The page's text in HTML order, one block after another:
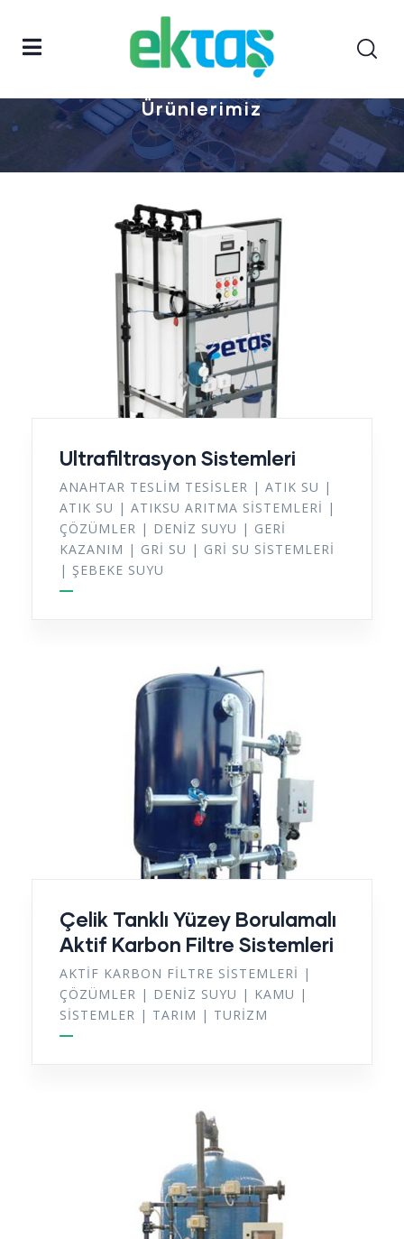
Anasayfa Ürünlerimiz
Ürünlerimiz
Ultrafiltrasyon Sistemleri
ANAHTAR TESLIM TESISLER | ATIK SU |
ATIK SU | ATIKSU ARITMA SISTEMLERI |
ÇÖZÜMLER | DENIZ SUYU | GERI
KAZANIM | GRI SU | GRI SU SISTEMLERI
| ŞEBEKE SUYU
Çelik Tanklı Yüzey Borulamalı
Aktif Karbon Filtre Sistemleri
AKTIF KARBON FILTRE SISTEMLERI |
ÇÖZÜMLER | DENIZ SUYU | KAMU |
SISTEMLER | TARIM | TURIZM